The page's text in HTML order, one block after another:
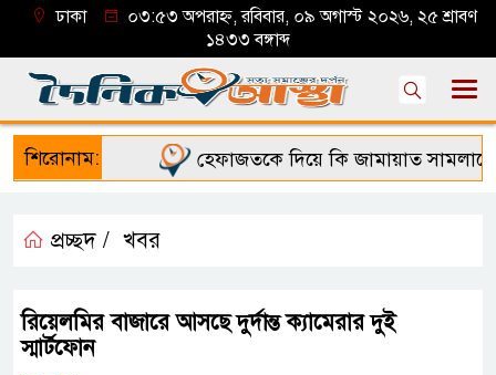
ঢাকা
০৩:৫৩ অপরাহ্ন, রবিবার, ০৯ অগাস্ট ২০২৬, ২৫ শ্রাবণ
১৪৩৩ বঙ্গাব্দ
শিরোনাম: হেফাজতকে দিয়ে কি জামায়াত সামলাতে
প্রচ্ছদ / খবর
রিয়েলমির বাজারে আসছে দুর্দান্ত ক্যামেরার দুই
স্মার্টফোন